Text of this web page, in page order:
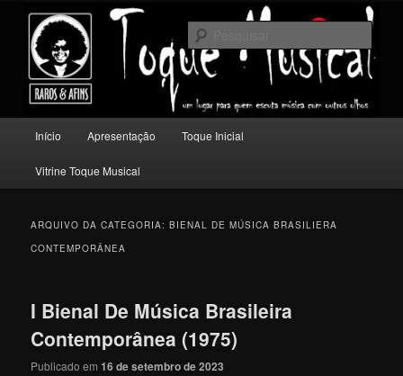
conteúdo
principal
conteúdo
secundário
Toque Musical
Um lugar para quem escuta música com outros olhos.
principal
Início Apresentação Toque Inicial
Vitrine Toque Musical
ARQUIVO DA CATEGORIA:BIENAL DE MÚSICA BRASILIERA
CONTEMPORÂNEA
I Bienal De Música Brasileira
Contemporânea (1975)
Publicado em16 de setembro de 2023